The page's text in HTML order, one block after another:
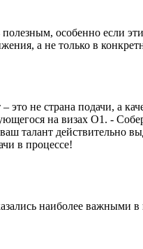
особенно если
а не только в
не страна подачи, а
на визах O1. -
талант
в процессе!
наиболее важными в